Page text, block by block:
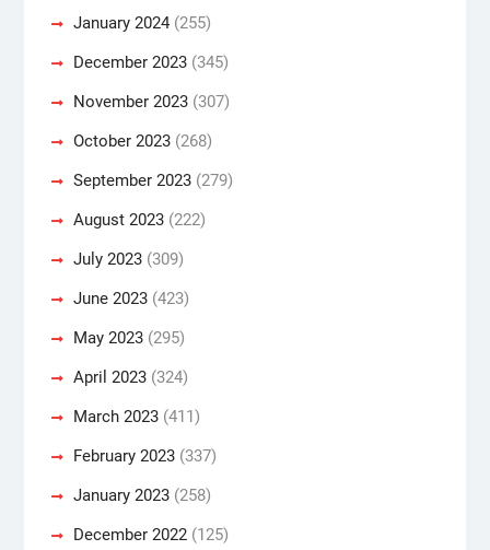
January 2024(255)
December 2023(345)
November 2023(307)
October 2023(268)
September 2023(279)
August 2023(222)
July 2023(309)
June 2023(423)
May 2023(295)
April 2023(324)
March 2023(411)
February 2023(337)
January 2023(258)
December 2022(125)